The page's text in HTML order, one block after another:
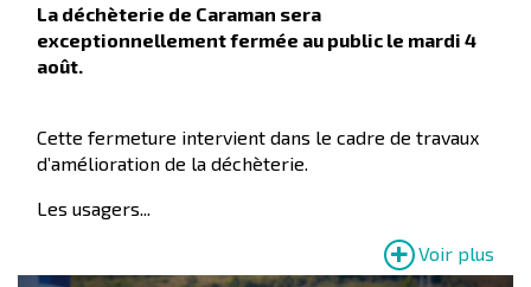
La déchèterie de Caraman sera
exceptionnellement fermée au public le mardi 4
août.
Cette fermeture intervient dans le cadre de travaux
d’amélioration de la déchèterie.
Les usagers...
Voir plus